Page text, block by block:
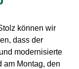
können wir
dass der
modernisierte
am Montag, den